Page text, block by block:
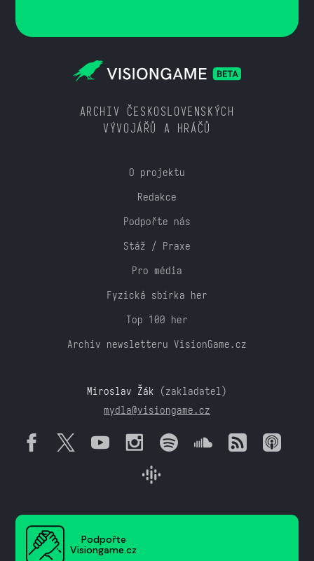
ARCHIV ČESKOSLOVENSKÝCH
VÝVOJÁŘŮ A HRÁČŮ
O projektu
Redakce
Podpořte nás
Stáž / Praxe
Pro média
Fyzická sbírka her
Top 100 her
Archiv newsletteru VisionGame.cz
Miroslav Žák (zakladatel)
mydla@visiongame.cz
Podpořte
Visiongame.cz